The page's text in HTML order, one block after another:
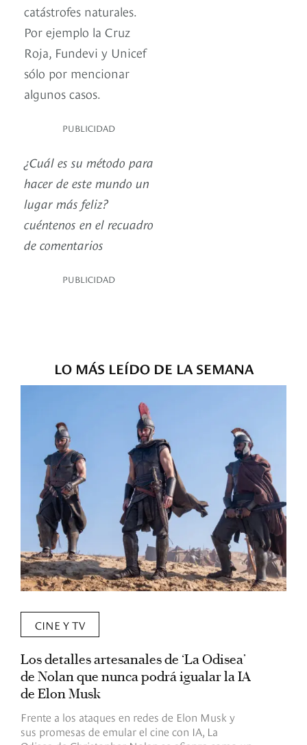
catástrofes naturales.
Por ejemplo la Cruz
Roja, Fundevi y Unicef
sólo por mencionar
algunos casos.
PUBLICIDAD
¿Cuál es su método para
hacer de este mundo un
lugar más feliz?
cuéntenos en el recuadro
de comentarios
PUBLICIDAD
LO MÁS LEÍDO DE LA SEMANA
CINE Y TV
Los detalles artesanales de ‘La Odisea’
de Nolan que nunca podrá igualar la IA
de Elon Musk
Frente a los ataques en redes de Elon Musk y
sus promesas de emular el cine con IA, La